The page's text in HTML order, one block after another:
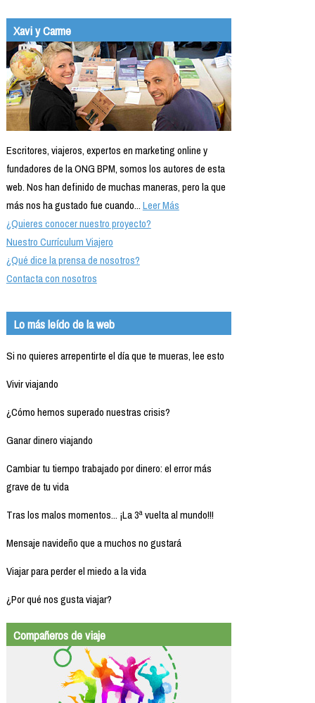
Xavi y Carme
Escritores, viajeros, expertos en marketing online y
fundadores de la ONG BPM, somos los autores de esta
web. Nos han definido de muchas maneras, pero la que
más nos ha gustado fue cuando...Leer Más
¿Quieres conocer nuestro proyecto?
Nuestro Currículum Viajero
¿Qué dice la prensa de nosotros?
Contacta con nosotros
Lo más leído de la web
Si no quieres arrepentirte el día que te mueras, lee esto
Vivir viajando
¿Cómo hemos superado nuestras crisis?
Ganar dinero viajando
Cambiar tu tiempo trabajado por dinero: el error más
grave de tu vida
Tras los malos momentos... ¡La 3ª vuelta al mundo!!!
Mensaje navideño que a muchos no gustará
Viajar para perder el miedo a la vida
¿Por qué nos gusta viajar?
Compañeros de viaje